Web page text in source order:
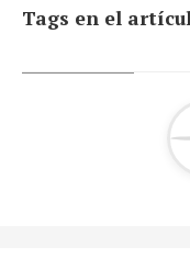
Tags en el